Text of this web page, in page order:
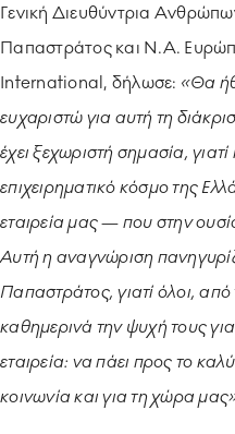
Γενική Διευθύντρια
Παπαστράτος και Ν.Α.
International, δήλωσε: «Θα
ευχαριστώ για αυτή τη
έχει ξεχωριστή σημασία,
επιχειρηματικό κόσμο της
εταιρεία μας — που στην
Αυτή η αναγνώριση
Παπαστράτος, γιατί όλοι, από
καθημερινά την ψυχή τους
εταιρεία: να πάει προς το
κοινωνία και για τη χώρα